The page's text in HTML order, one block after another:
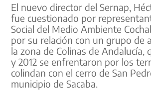
El nuevo director del Sernap,
fue cuestionado por
Social del Medio Ambiente
por su relación con un grupo de
la zona de Colinas de Andalucía,
y 2012 se enfrentaron por los
colindan con el cerro de San
municipio de Sacaba.